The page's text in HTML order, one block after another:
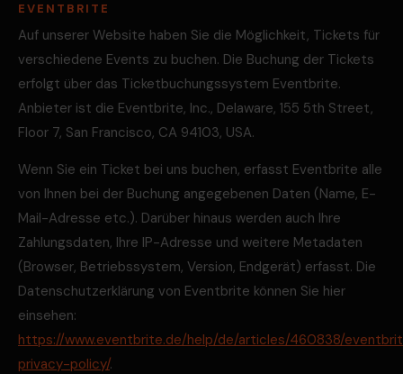
EVENTBRITE
Auf unserer Website haben Sie die Möglichkeit, Tickets für
verschiedene Events zu buchen. Die Buchung der Tickets
erfolgt über das Ticketbuchungssystem Eventbrite.
Anbieter ist die Eventbrite, Inc., Delaware, 155 5th Street,
Floor 7, San Francisco, CA 94103, USA.
Wenn Sie ein Ticket bei uns buchen, erfasst Eventbrite alle
von Ihnen bei der Buchung angegebenen Daten (Name, E-
Mail-Adresse etc.). Darüber hinaus werden auch Ihre
Zahlungsdaten, Ihre IP-Adresse und weitere Metadaten
(Browser, Betriebssystem, Version, Endgerät) erfasst. Die
Datenschutzerklärung von Eventbrite können Sie hier
einsehen:
https://www.eventbrite.de/help/de/articles/460838/
privacy-policy/.